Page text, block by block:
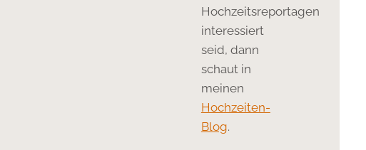
Hochzeitsreportagen
interessiert
seid, dann
schaut in
meinen
Hochzeiten-
Blog.